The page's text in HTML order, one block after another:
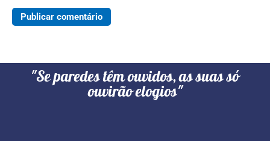
"Se paredes têm ouvidos, as suas só
ouvirão elogios"